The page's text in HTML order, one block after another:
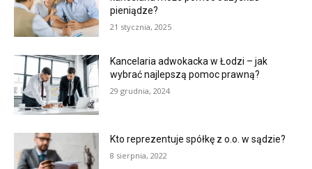
pieniądze?
21 stycznia, 2025
Kancelaria adwokacka w Łodzi – jak
wybrać najlepszą pomoc prawną?
29 grudnia, 2024
Kto reprezentuje spółkę z o.o. w sądzie?
8 sierpnia, 2022